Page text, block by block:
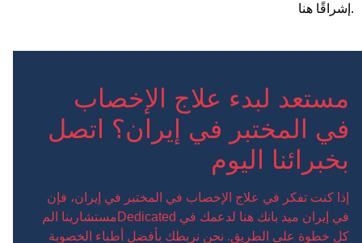
إشراقًا هنا.
مستعد لبدء علاج الإخصاب
في المختبر في إيران؟ اتصل
بخبرائنا اليوم
إذا كنت تفكر في علاج الإخصاب في المختبر في إيران، فإن
مستشارينا المDedicated في إيران ميد بانك هنا لدعمك في
كل خطوة على الطريق. نحن نربطك بأفضل أطباء الخصوبة